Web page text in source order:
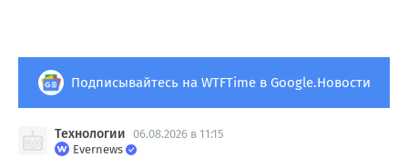
Подписывайтесь на WTFTime в Google.Новости
Технологии 06.08.2026 в 11:15
Evernews